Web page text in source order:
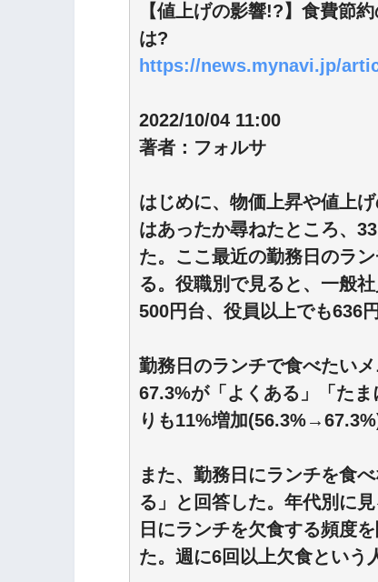
【値上げの影響!?】食費節
は?
https://news.mynavi.jp/
2022/10/04 11:00
著者：フォルサ
はじめに、物価上昇や値上
はあったか尋ねたところ、
た。ここ最近の勤務日のラ
る。役職別で見ると、一般
500円台、役員以上でも636
勤務日のランチで食べたい
67.3%が「よくある」「た
りも11%増加
また、勤務日にランチを食
る」と回答した。年代別に
日にランチを欠食する頻度
た。週に6回以上欠食という